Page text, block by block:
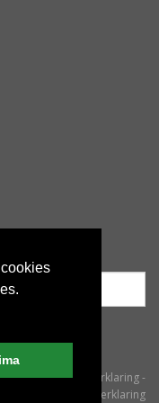
-Cookieverklaring-
Privacyverklaring